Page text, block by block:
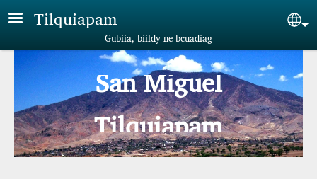
Skip to main content
Tilquiapam
Gubiia, biildy ne bcuadiag
San Miguel
Tilquiapam